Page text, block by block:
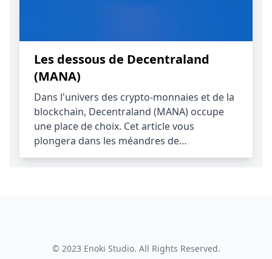
Les dessous de Decentraland
(MANA)
Dans l'univers des crypto-monnaies et de la
blockchain, Decentraland (MANA) occupe
une place de choix. Cet article vous
plongera dans les méandres de…
© 2023 Enoki Studio. All Rights Reserved.